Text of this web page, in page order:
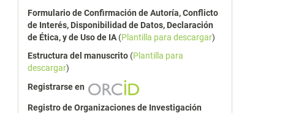
Formulario de Confirmación de Autoría, Conflicto
de Interés, Disponibilidad de Datos, Declaración
de Ética, y de Uso de IA (Plantilla para descargar)
Estructura del manuscrito (Plantilla para
descargar)
Registrarse en
Registro de Organizaciones de Investigación